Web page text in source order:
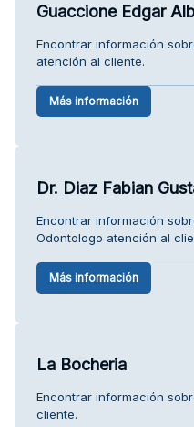
Guaccione Edgar
Encontrar información
atención al cliente.
Más información
Dr. Diaz Fabian
Encontrar información
Odontologo atención al
Más información
La Bocheria
Encontrar información
cliente.